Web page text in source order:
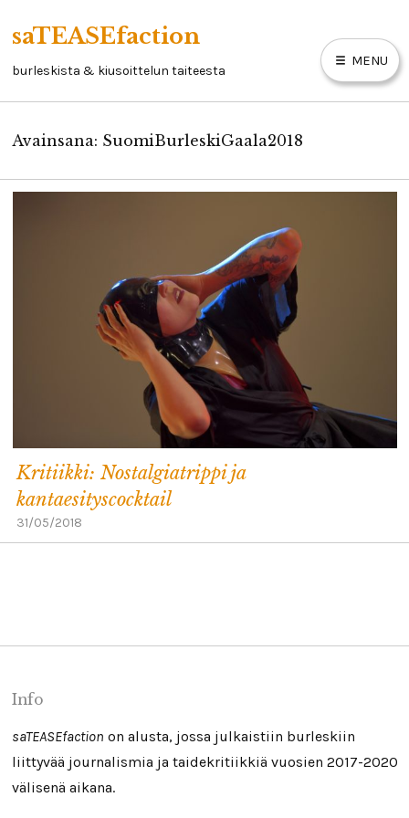
content
saTEASEfaction
burleskista & kiusoittelun taiteesta
MENU
ARTIKKELIT
Avainsana: SuomiBurleskiGaala2018
Kritiikki: Nostalgiatrippi ja
kantaesityscocktail
31/05/2018
Info
saTEASEfaction on alusta, jossa julkaistiin burleskiin
liittyvää journalismia ja taidekritiikkiä vuosien 2017-2020
välisenä aikana.